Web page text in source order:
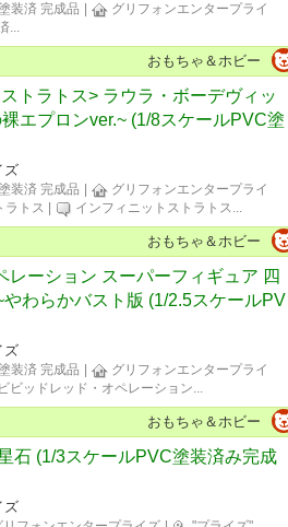
装済 完成品
グリフォンエンタープライ
...
おもちゃ＆ホビー
トラトス> ラウラ・ボーデヴィッ
エプロンver.~ (1/8スケールPVC塗
ズ
装済 完成品
グリフォンエンタープライ
ラトス インフィニットストラトス...
おもちゃ＆ホビー
レーション スーパーフィギュア 四
わらかバスト版 (1/2.5スケールPV
ズ
装済 完成品
グリフォンエンタープライ
ビビッドレッド・オペレーション...
おもちゃ＆ホビー
石 (1/3スケールPVC塗装済み完成
ズ